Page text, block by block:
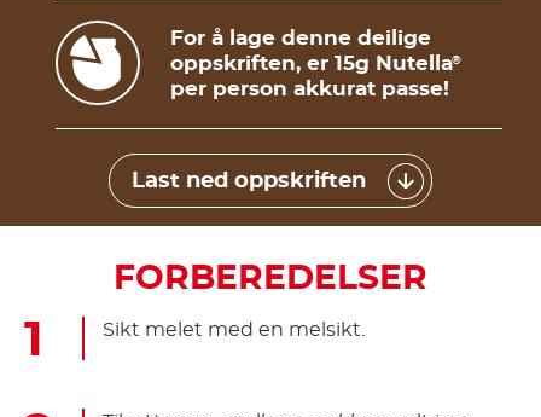
For å lage denne deilige
oppskriften, er 15g Nutella®
per person akkurat passe!
Last ned oppskriften
FORBEREDELSER
Sikt melet med en melsikt.